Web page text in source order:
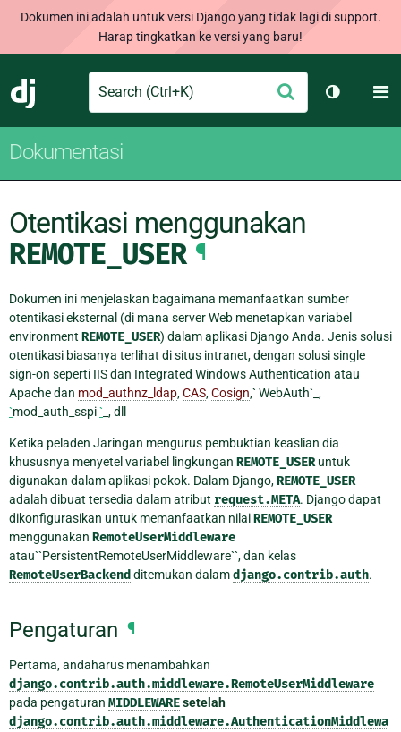
Dokumen ini adalah untuk versi Django yang tidak lagi di support.
Harap tingkatkan ke versi yang baru!
Django
Search Ajukan
Ganti
Dokumentasi
Otentikasi menggunakan
REMOTE_USER ¶
Dokumen ini menjelaskan bagaimana memanfaatkan sumber
otentikasi eksternal (di mana server Web menetapkan variabel
environment REMOTE_USER) dalam aplikasi Django Anda. Jenis solusi
otentikasi biasanya terlihat di situs intranet, dengan solusi single
sign-on seperti IIS dan Integrated Windows Authentication atau
Apache dan mod_authnz_ldap,CAS,Cosign,` WebAuth`_,
`mod_auth_sspi` _, dll
Ketika peladen Jaringan mengurus pembuktian keaslian dia
khususnya menyetel variabel lingkungan REMOTE_USER untuk
digunakan dalam aplikasi pokok. Dalam Django,REMOTE_USER
adalah dibuat tersedia dalam atribut request.META. Django dapat
dikonfigurasikan untuk memanfaatkan nilaiREMOTE_USER
menggunakan RemoteUserMiddleware
atau``PersistentRemoteUserMiddleware``, dan kelas
RemoteUserBackend ditemukan dalamdjango.contrib.auth.
Pengaturan ¶
Pertama, andaharus menambahkan
django.contrib.auth.middleware.RemoteUserMiddleware
pada pengaturan MIDDLEWAREsetelah
django.contrib.auth.middleware.AuthenticationMiddlewa